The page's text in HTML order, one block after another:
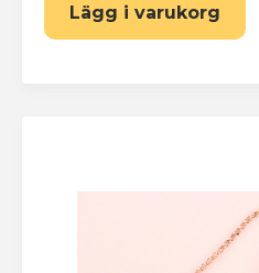
Lägg i varukorg